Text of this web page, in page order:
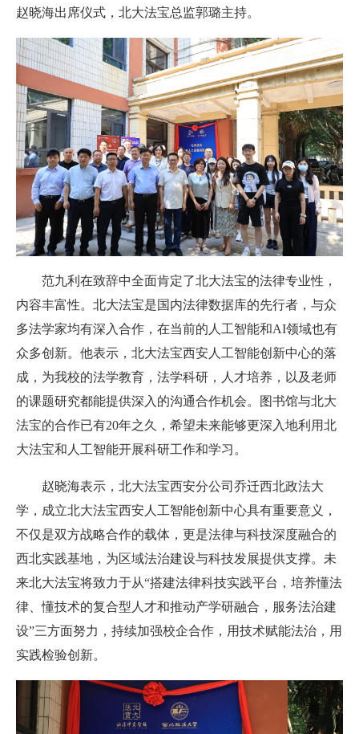
赵晓海出席仪式，北大法宝总监郭璐主持。
范九利在致辞中全面肯定了北大法宝的法律专业性，
内容丰富性。北大法宝是国内法律数据库的先行者，与众
多法学家均有深入合作，在当前的人工智能和AI领域也有
众多创新。他表示，北大法宝西安人工智能创新中心的落
成，为我校的法学教育，法学科研，人才培养，以及老师
的课题研究都能提供深入的沟通合作机会。图书馆与北大
法宝的合作已有20年之久，希望未来能够更深入地利用北
大法宝和人工智能开展科研工作和学习。
赵晓海表示，北大法宝西安分公司乔迁西北政法大
学，成立北大法宝西安人工智能创新中心具有重要意义，
不仅是双方战略合作的载体，更是法律与科技深度融合的
西北实践基地，为区域法治建设与科技发展提供支撑。未
来北大法宝将致力于从“搭建法律科技实践平台，培养懂法
律、懂技术的复合型人才和推动产学研融合，服务法治建
设”三方面努力，持续加强校企合作，用技术赋能法治，用
实践检验创新。